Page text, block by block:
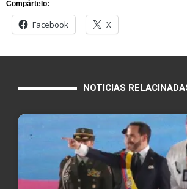
Compártelo:
Facebook X
NOTICIAS